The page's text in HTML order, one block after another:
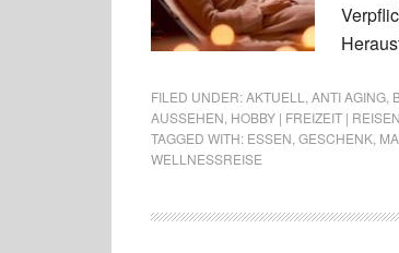
FILED UNDER:AKTUELL ANTI AGING
AUSSEHEN HOBBY | FREIZEIT | REISEN
TAGGED WITH: ESSEN GESCHENK
WELLNESSREISE